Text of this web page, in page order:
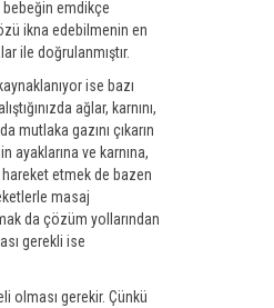
emdikçe
ikna edebilmenin en
ile doğrulanmıştır.
ise bazı
ağlar, karnını,
mutlaka gazını çıkarın
ayaklarına ve karnına,
hareket etmek de bazen
masaj
da çözüm yollarından
gerekli ise
olması gerekir. Çünkü